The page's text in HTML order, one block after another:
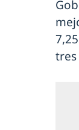
tres